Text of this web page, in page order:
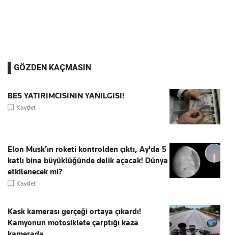
GÖZDEN KAÇMASIN
BES YATIRIMCISININ YANILGISI!
Kaydet
Elon Musk’ın roketi kontrolden çıktı, Ay'da 5
katlı bina büyüklüğünde delik açacak! Dünya
etkilenecek mi?
Kaydet
Kask kamerası gerçeği ortaya çıkardı!
Kamyonun motosiklete çarptığı kaza